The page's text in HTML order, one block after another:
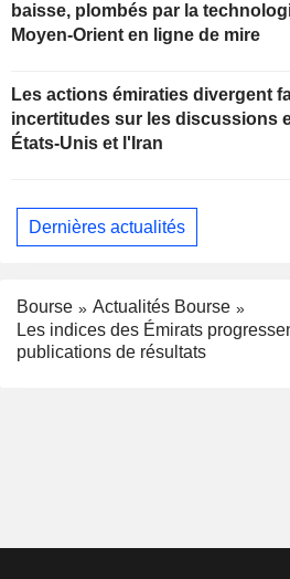
baisse, plombés par la
Moyen-Orient en ligne de mire
Les actions émiraties divergent
incertitudes sur les discussions
États-Unis et l'Iran
Dernières actualités
Bourse
Actualités Bourse
Les indices des Émirats
publications de résultats